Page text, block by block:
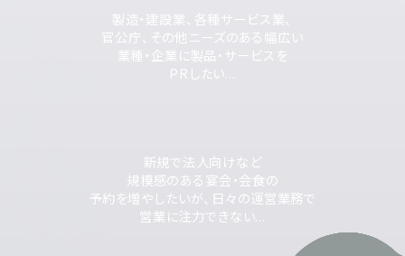
製造・建設業、各種サービス業、
官公庁、その他ニーズのある幅広い
業種・企業に製品・サービスを
PRしたい...
新規で法人向けなど
規模感のある宴会・会食の
予約を増やしたいが、日々の運営業務で
営業に注力できない...